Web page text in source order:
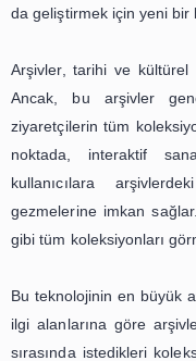
sahibi olabilirler.
Sonuç olarak, sanal
devrim yaratmış ve
için oldukça etkili bir
sayesinde seyahat
deneyimlerini daha
sektöründe sanal tur